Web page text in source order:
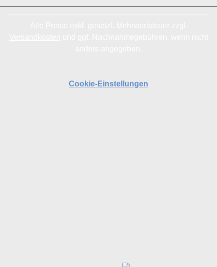
Cookie-Einstellungen